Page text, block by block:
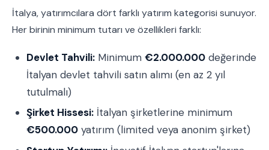
İtalya, yatırımcılara dört farklı yatırım kategorisi sunuyor.
Her birinin minimum tutarı ve özellikleri farklı:
Devlet Tahvili: Minimum €2.000.000 değerinde
İtalyan devlet tahvili satın alımı (en az 2 yıl
tutulmalı)
Şirket Hissesi: İtalyan şirketlerine minimum
€500.000 yatırım (limited veya anonim şirket)